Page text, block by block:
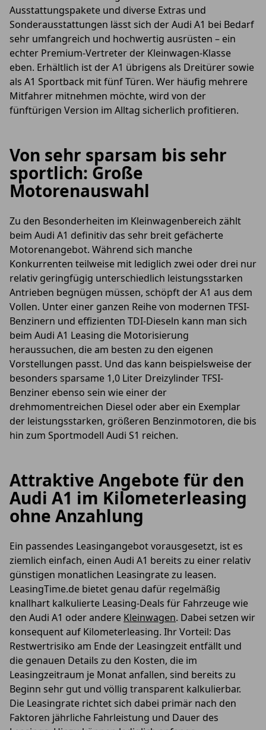
Ausstattungspakete und diverse Extras und
Sonderausstattungen lässt sich der Audi A1 bei Bedarf
sehr umfangreich und hochwertig ausrüsten – ein
echter Premium-Vertreter der Kleinwagen-Klasse
eben. Erhältlich ist der A1 übrigens als Dreitürer sowie
als A1 Sportback mit fünf Türen. Wer häufig mehrere
Mitfahrer mitnehmen möchte, wird von der
fünftürigen Version im Alltag sicherlich profitieren.
Von sehr sparsam bis sehr
sportlich: Große
Motorenauswahl
Zu den Besonderheiten im Kleinwagenbereich zählt
beim Audi A1 definitiv das sehr breit gefächerte
Motorenangebot. Während sich manche
Konkurrenten teilweise mit lediglich zwei oder drei nur
relativ geringfügig unterschiedlich leistungsstarken
Antrieben begnügen müssen, schöpft der A1 aus dem
Vollen. Unter einer ganzen Reihe von modernen TFSI-
Benzinern und effizienten TDI-Dieseln kann man sich
beim Audi A1 Leasing die Motorisierung
heraussuchen, die am besten zu den eigenen
Vorstellungen passt. Und das kann beispielsweise der
besonders sparsame 1,0 Liter Dreizylinder TFSI-
Benziner ebenso sein wie einer der
drehmomentreichen Diesel oder aber ein Exemplar
der leistungsstarken, größeren Benzinmotoren, die bis
hin zum Sportmodell Audi S1 reichen.
Attraktive Angebote für den
Audi A1 im Kilometerleasing
ohne Anzahlung
Ein passendes Leasingangebot vorausgesetzt, ist es
ziemlich einfach, einen Audi A1 bereits zu einer relativ
günstigen monatlichen Leasingrate zu leasen.
LeasingTime.de bietet genau dafür regelmäßig
knallhart kalkulierte Leasing-Deals für Fahrzeuge wie
den Audi A1 oder andere Kleinwagen. Dabei setzen wir
konsequent auf Kilometerleasing. Ihr Vorteil: Das
Restwertrisiko am Ende der Leasingzeit entfällt und
die genauen Details zu den Kosten, die im
Leasingzeitraum je Monat anfallen, sind bereits zu
Beginn sehr gut und völlig transparent kalkulierbar.
Die Leasingrate richtet sich dabei primär nach den
Faktoren jährliche Fahrleistung und Dauer des